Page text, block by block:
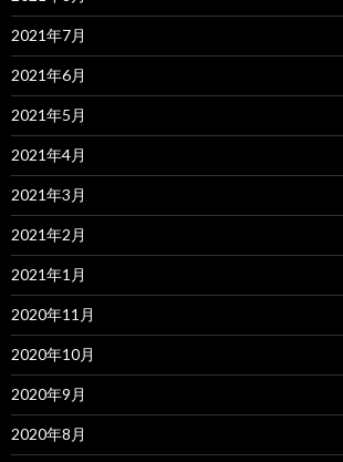
2021年7月
2021年6月
2021年5月
2021年4月
2021年3月
2021年2月
2021年1月
2020年11月
2020年10月
2020年9月
2020年8月